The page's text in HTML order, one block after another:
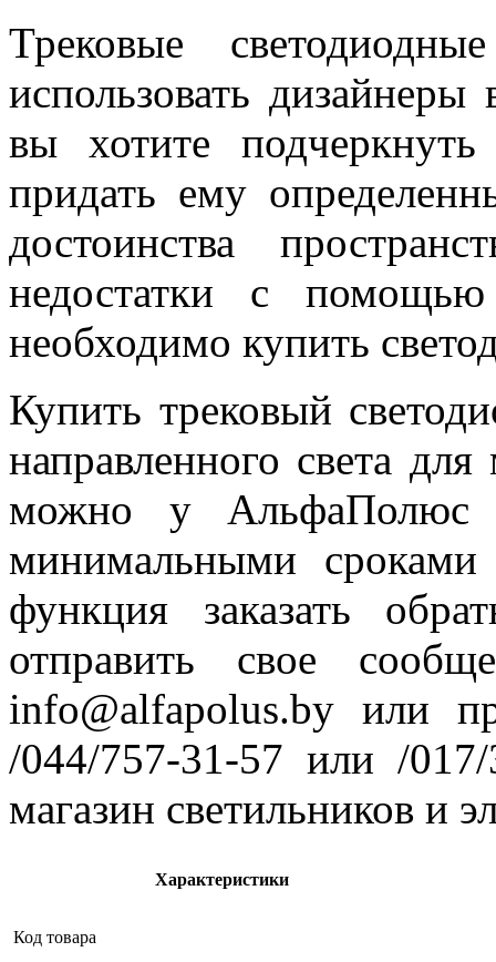
Трековые
использовать
вы хотите подчеркнуть
придать ему
достоинства
недостатки с
необходимо купить
Купить трековый
направленного света
можно у АльфаПолюс
минимальными сроками
функция заказать
отправить свое
info@alfapolus.by или
/044/757-31-57 или /
магазин светильников и
Характеристики
Код товара